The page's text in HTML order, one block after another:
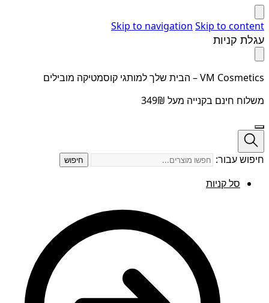
Skip to navigation Skip to content
עגלת קניות
VM Cosmetics – הבית שלך למותגי קוסמטיקה מובילים
משלוח חינם בקנייה מעל 349₪
חיפוש עבור: חיפוש
סל קניות